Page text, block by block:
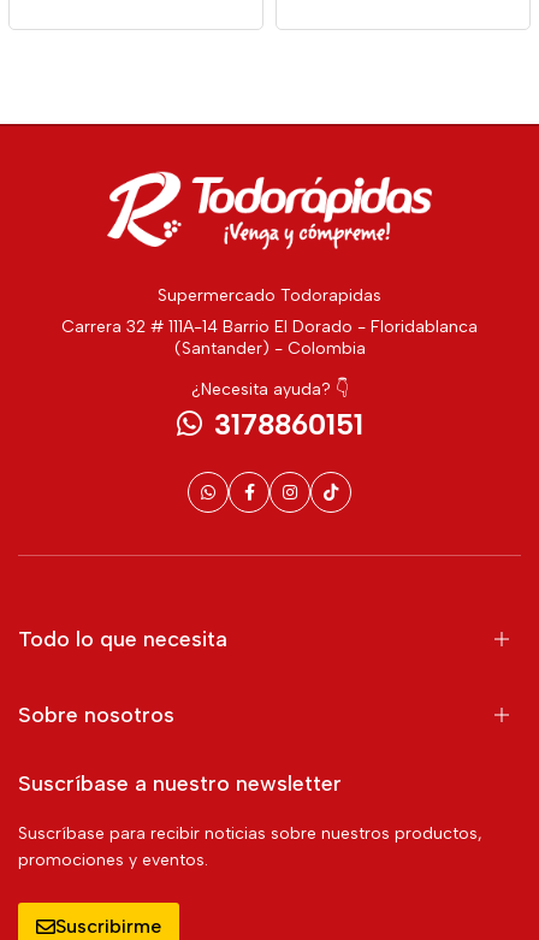
Supermercado Todorapidas
Carrera 32 # 111A-14 Barrio El Dorado - Floridablanca
(Santander) - Colombia
¿Necesita ayuda? 👇
3178860151
Todo lo que necesita
Sobre nosotros
Suscríbase a nuestro newsletter
Suscríbase para recibir noticias sobre nuestros productos,
promociones y eventos.
Suscribirme